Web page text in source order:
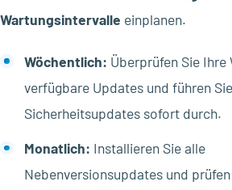
Wartungsintervalle einplanen.
Wöchentlich: Überprüfen Sie Ihre
verfügbare Updates und führen Sie
Sicherheitsupdates sofort durch.
Monatlich: Installieren Sie alle
Nebenversionsupdates und